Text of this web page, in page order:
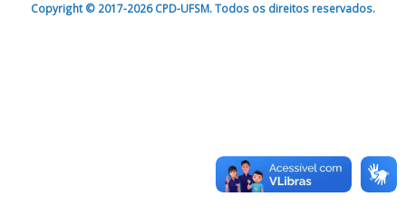
Copyright © 2017-2026 CPD-UFSM. Todos os direitos reservados.